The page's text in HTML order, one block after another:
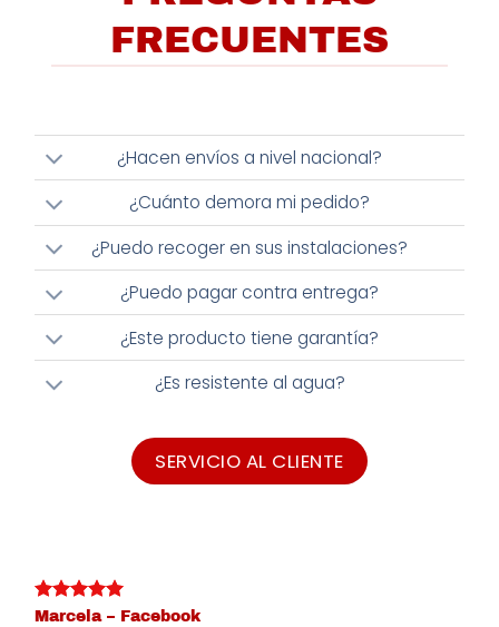
FRECUENTES
¿Hacen envíos a nivel nacional?
¿Cuánto demora mi pedido?
¿Puedo recoger en sus instalaciones?
¿Puedo pagar contra entrega?
¿Este producto tiene garantía?
¿Es resistente al agua?
SERVICIO AL CLIENTE
Marcela – Facebook